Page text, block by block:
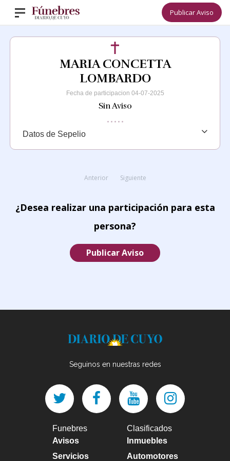
Publicar Aviso
MARIA CONCETTA
LOMBARDO
Fecha de participacion 04-07-2025
Sin Aviso
Datos de Sepelio
Anterior Siguiente
¿Desea realizar una participación para esta
persona?
Publicar Aviso
Seguinos en nuestras redes
Funebres
Avisos
Servicios
Clasificados
Inmuebles
Automotores